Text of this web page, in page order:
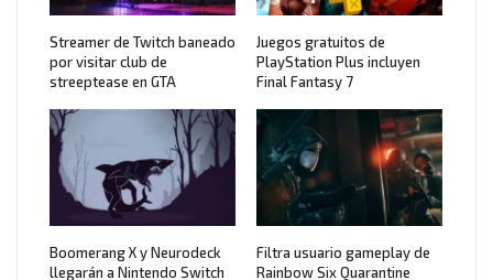
Streamer de Twitch baneado
por visitar club de
streeptease en GTA
Juegos gratuitos de
PlayStation Plus incluyen
Final Fantasy 7
Boomerang X y Neurodeck
llegarán a Nintendo Switch
Filtra usuario gameplay de
Rainbow Six Quarantine